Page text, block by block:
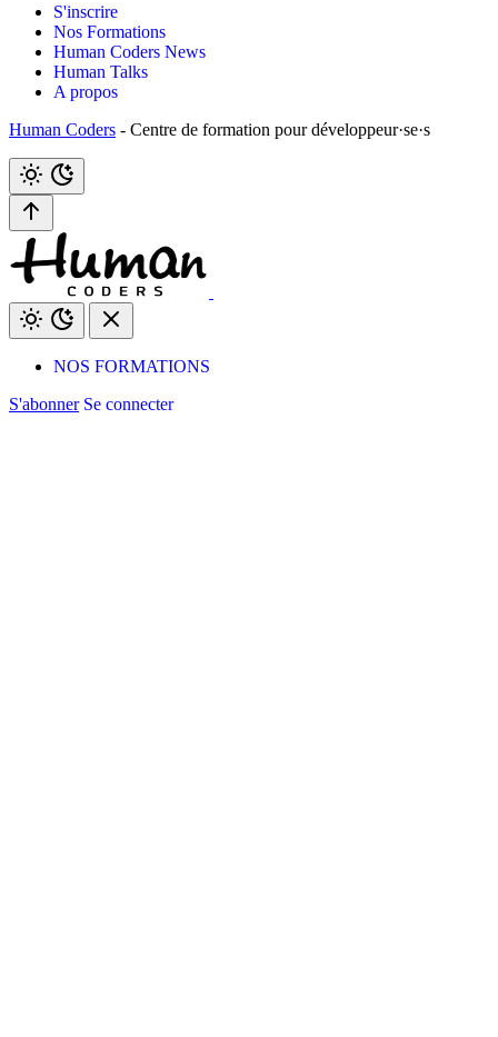
S'inscrire
Nos Formations
Human Coders News
Human Talks
A propos
Human Coders - Centre de formation pour développeur·se·s
NOS FORMATIONS
S'abonner Se connecter